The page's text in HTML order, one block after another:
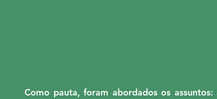
Como pauta, foram abordados os